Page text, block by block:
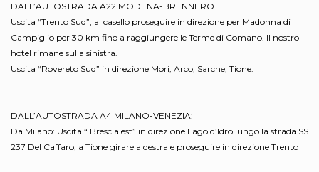
DALL’AUTOSTRADA A22 MODENA-BRENNERO
Uscita “Trento Sud”, al casello proseguire in direzione per Madonna di
Campiglio per 30 km fino a raggiungere le Terme di Comano. Il nostro
hotel rimane sulla sinistra.
Uscita “Rovereto Sud” in direzione Mori, Arco, Sarche, Tione.
DALL’AUTOSTRADA A4 MILANO-VENEZIA:
Da Milano: Uscita “ Brescia est” in direzione Lago d’Idro lungo la strada SS
237 Del Caffaro, a Tione girare a destra e proseguire in direzione Trento